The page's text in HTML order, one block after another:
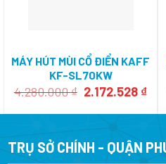
MÁY HÚT MÙI CỔ ĐIỂN KAFF
KF-SL70KW
4.280.000₫ Giá
là:
2.172.528 ₫Giá
tại
TRỤ SỞ CHÍNH - QUẬN